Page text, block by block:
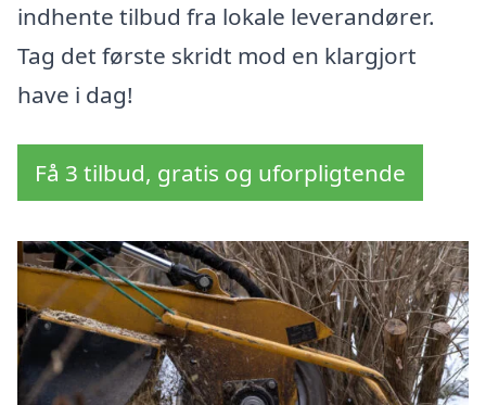
indhente tilbud fra lokale leverandører.
Tag det første skridt mod en klargjort
have i dag!
Få 3 tilbud, gratis og uforpligtende